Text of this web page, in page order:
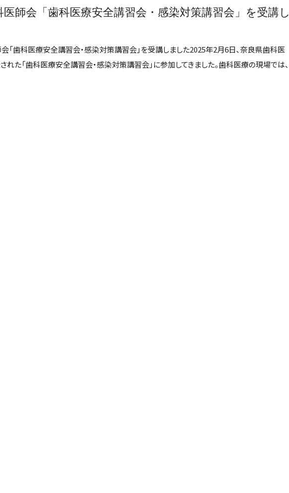
医師会「歯科医療安全講習会・感染対策講習会」を受講し
「歯科医療安全講習会・感染対策講習会」を受講しました2025年2月6日、奈良県歯科医
れた「歯科医療安全講習会・感染対策講習会」に参加してきました。歯科医療の現場では、